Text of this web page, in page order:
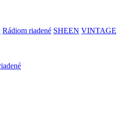
Rádiom riadené SHEEN VINTAGE